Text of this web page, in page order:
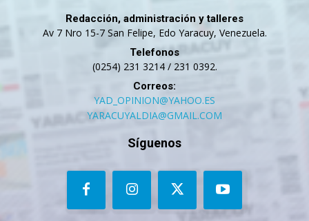
Redacción, administración y talleres
Av 7 Nro 15-7 San Felipe, Edo Yaracuy, Venezuela.
Telefonos
(0254) 231 3214 / 231 0392.
Correos:
YAD_OPINION@YAHOO.ES
YARACUYALDIA@GMAIL.COM
Síguenos